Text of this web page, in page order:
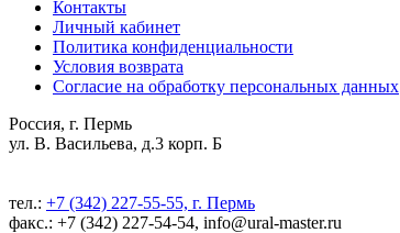
Контакты
Личный кабинет
Политика конфиденциальности
Условия возврата
Согласие на обработку персональных данных
Россия, г. Пермь
ул. В. Васильева, д.3 корп. Б
тел.: +7 (342) 227-55-55, г. Пермь
факс.: +7 (342) 227-54-54, info@ural-master.ru